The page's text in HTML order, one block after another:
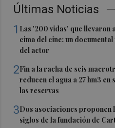
Últimas Noticias
1 Las '200 vidas' que llevaron
cima del cine: un
del actor
2Fin a la racha de seis
reducen el agua a 27 hm3
las reservas
3Dos asociaciones proponen
siglos de la fundación de